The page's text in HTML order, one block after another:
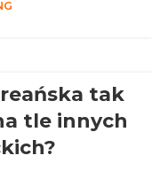
tak
tle innych